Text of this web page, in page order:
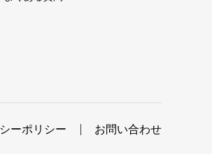
ーポリシー お問い合わせ